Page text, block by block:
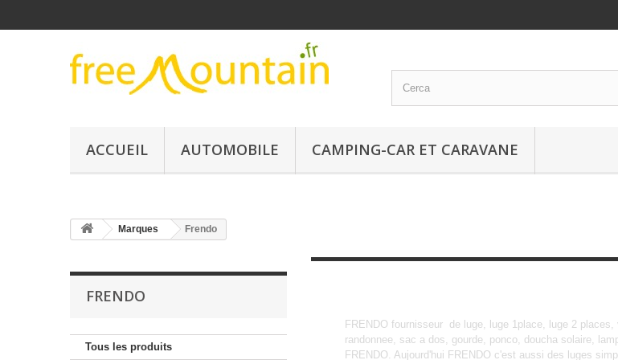
ACCUEIL AUTOMOBILE CAMPING-CAR ET CARAVANE
Marques Frendo
FRENDO
Tous les produits
FRENDO fournisseur de luge, luge 1place, luge 2
randonnee, sac a dos, gourde, ponco, doucha solaire,
FRENDO. Aujourd'hui FRENDO c'est aussi des luges